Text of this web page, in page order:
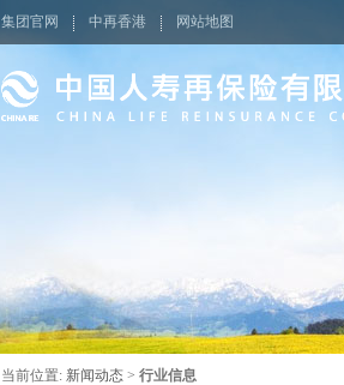
集团官网 中再香港 网站地图
当前位置: 新闻动态 > 行业信息